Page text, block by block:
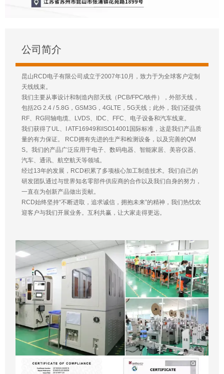
公司简介
昆山RCD电子有限公司成立于2007年10月，致力于为全球客户定制
天线线束。
我们主要从事设计和制造内部天线（PCB/FPC/铁件），外部天线，
包括2G 2.4 / 5.8G，GSM3G，4GLTE，5G天线；此外，我们还提供
RF、RG同轴电缆、LVDS、IDC、FFC、电子设备和汽车线束。
我们获得了UL、I ATF16949和ISO14001国际标准，这是我们产品质
量的有力保证。 RCD拥有先进的生产和检测设备，以及完善的QM
S。我们的产品广泛应用于电子、数码电器、智能家居、美容仪器、
汽车、通讯、航空航天等领域。
经过13年的发展，RCD积累了多项核心加工制造技术。我们自己的
研发团队通过与世界知名零部件供应商的合作以及我们自身的努力，
一直在为创新产品做出贡献。
RCD始终坚持“不断进取，追求诚信，拥抱未来”的精神，我们热忱欢
迎客户与我们开展业务。互利共赢，让大家走得更远。